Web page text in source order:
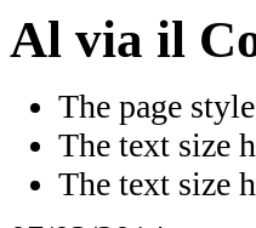
Al via il
The page
The text size
The text size